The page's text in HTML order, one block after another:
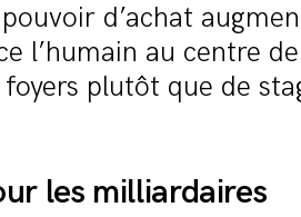
d’achat
l’humain au centre
plutôt que de
les milliardaires